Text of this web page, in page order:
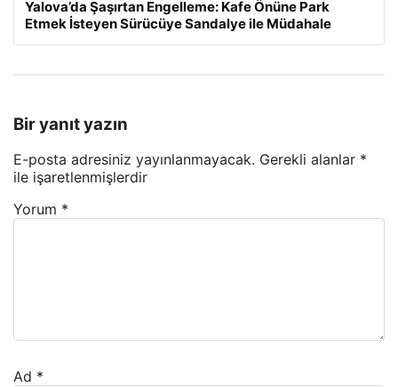
Yalova’da Şaşırtan Engelleme: Kafe Önüne Park
Etmek İsteyen Sürücüye Sandalye ile Müdahale
Bir yanıt yazın
E-posta adresiniz yayınlanmayacak. Gerekli alanlar *
ile işaretlenmişlerdir
Yorum *
Ad *